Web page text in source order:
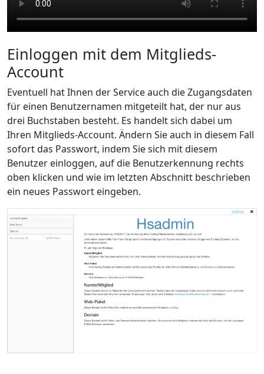
Einloggen mit dem Mitglieds-
Account
Eventuell hat Ihnen der Service auch die Zugangsdaten
für einen Benutzernamen mitgeteilt hat, der nur aus
drei Buchstaben besteht. Es handelt sich dabei um
Ihren Mitglieds-Account. Ändern Sie auch in diesem Fall
sofort das Passwort, indem Sie sich mit diesem
Benutzer einloggen, auf die Benutzerkennung rechts
oben klicken und wie im letzten Abschnitt beschrieben
ein neues Passwort eingeben.